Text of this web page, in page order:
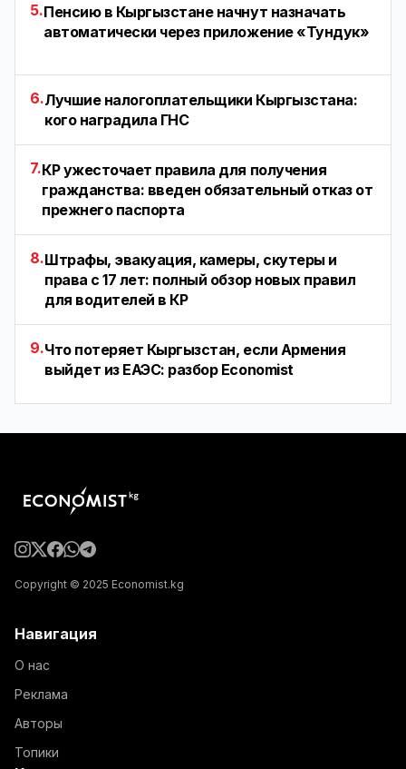
5.Пенсию в Кыргызстане начнут назначать
автоматически через приложение «Тундук»
6.Лучшие налогоплательщики Кыргызстана:
кого наградила ГНС
7.КР ужесточает правила для получения
гражданства: введен обязательный отказ от
прежнего паспорта
8.Штрафы, эвакуация, камеры, скутеры и
права с 17 лет: полный обзор новых правил
для водителей в КР
9.Что потеряет Кыргызстан, если Армения
выйдет из ЕАЭС: разбор Economist
Copyright © 2025 Economist.kg
Навигация
О нас
Реклама
Авторы
Топики